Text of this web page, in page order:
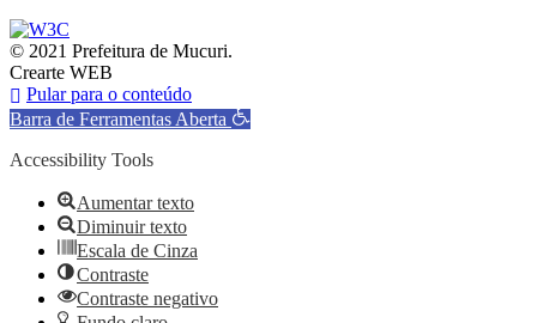
© 2021 Prefeitura de Mucuri.
Crearte WEB
Pular para o conteúdo
Barra de Ferramentas Aberta
Accessibility Tools
Aumentar texto
Diminuir texto
Escala de Cinza
Contraste
Contraste negativo